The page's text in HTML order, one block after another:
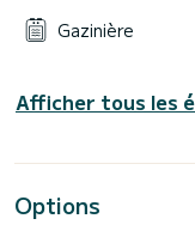
Gazinière
Afficher tous les
Options